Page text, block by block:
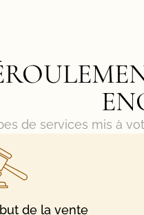
de services mis à
de la vente